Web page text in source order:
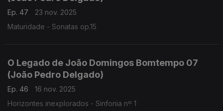
Ep. 47
23 nov. 2025
Maturidade - Sonatas op.15
O Legado de João Domingos Bomtempo 07
(João Pedro Delgado)
Ep. 46
16 nov. 2025
Horizontes inexplorados - Sinfonia nº 1